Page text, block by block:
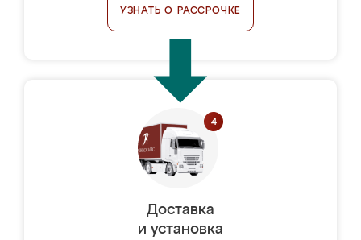
УЗНАТЬ О РАССРОЧКЕ
Доставка
и установка